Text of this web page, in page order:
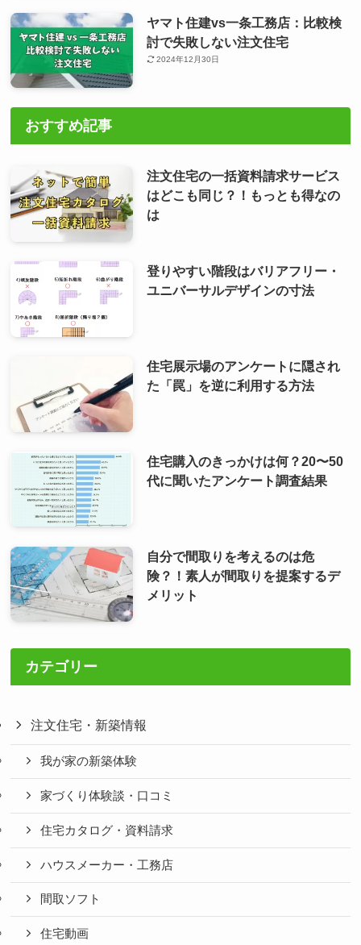
ヤマト住建vs一条工務店：比較検
討で失敗しない注文住宅
2024年12月30日
おすすめ記事
注文住宅の一括資料請求サービス
はどこも同じ？！もっとも得なの
は
登りやすい階段はバリアフリー・
ユニバーサルデザインの寸法
住宅展示場のアンケートに隠され
た「罠」を逆に利用する方法
住宅購入のきっかけは何？20〜50
代に聞いたアンケート調査結果
自分で間取りを考えるのは危
険？！素人が間取りを提案するデ
メリット
カテゴリー
注文住宅・新築情報
我が家の新築体験
家づくり体験談・口コミ
住宅カタログ・資料請求
ハウスメーカー・工務店
間取ソフト
住宅動画